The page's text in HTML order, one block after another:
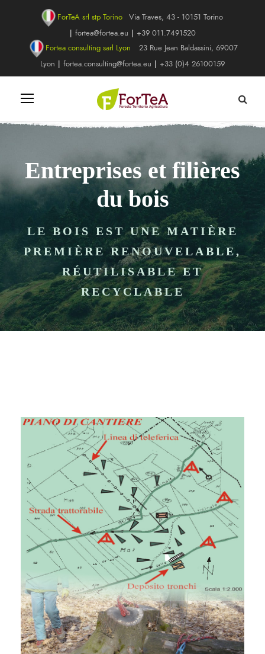
ForTeA srl stp Torino
Via Traves, 43 - 10151 Torino
| fortea@fortea.eu | +39 011.7491520
Fortea consulting sarl Lyon
23 Rue Jean Baldassini, 69007
Lyon | fortea.consulting@fortea.eu | +33 (0)4 26100159
Entreprises et filières
du bois
LE BOIS EST UNE MATIÈRE
PREMIÈRE RENOUVELABLE,
RÉUTILISABLE ET
RECYCLABLE